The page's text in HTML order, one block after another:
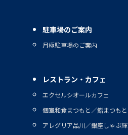
駐車場のご案内
月極駐車場のご案内
レストラン・カフェ
エクセルシオールカフェ
個室和食まつもと／鮨まつもと
アレグリア品川／銀座しゃぶ輝